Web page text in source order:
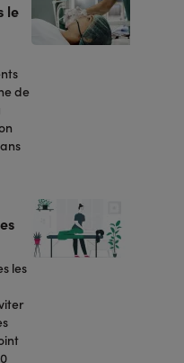
le
de
les